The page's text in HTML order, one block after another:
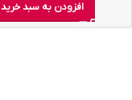
افزودن به سبد خرید